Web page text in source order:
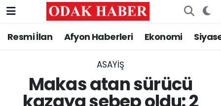
Resmi İlan Afyon Haberleri Ekonomi
ASAYİŞ
Makas atan sürücü
AFYONKARAHİSAR HABERLERİ
ASAYİŞ
Afyonkarahisar Nöbetçi Eczaneler
Afyonkarahisar Hava Durumu
Afyonkarahisar Namaz Vakitleri